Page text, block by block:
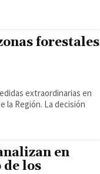
forestales
extraordinarias en
la Región. La decisión
en
los